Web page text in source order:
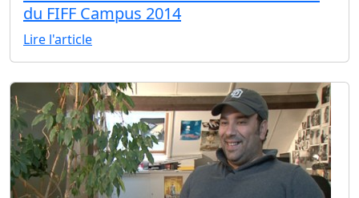
du FIFF Campus 2014
Lire l'article